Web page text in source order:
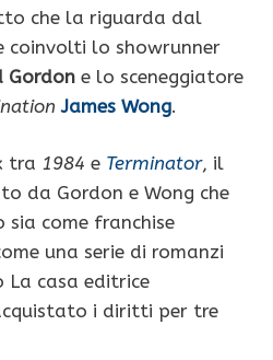
che la riguarda dal
coinvolti lo showrunner
Gordon e lo sceneggiatore
James Wong.
tra 1984 e Terminator, il
da Gordon e Wong che
come franchise
una serie di romanzi
La casa editrice
i diritti per tre